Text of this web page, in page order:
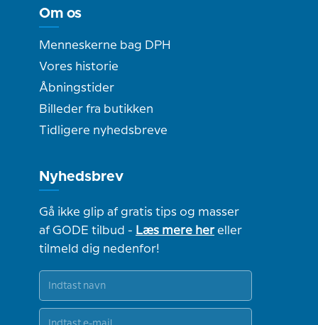
Om os
Menneskerne bag DPH
Vores historie
Åbningstider
Billeder fra butikken
Tidligere nyhedsbreve
Nyhedsbrev
Gå ikke glip af gratis tips og masser
af GODE tilbud - Læs mere hereller
tilmeld dig nedenfor!